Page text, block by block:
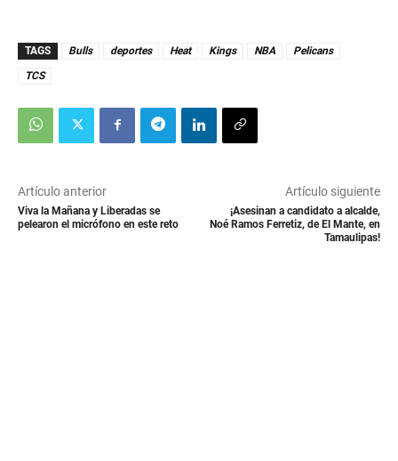
TAGS Bulls deportes Heat Kings NBA
Pelicans
TCS
Artículo anterior
Viva la Mañana y Liberadas se
pelearon el micrófono en este reto
Artículo siguiente
¡Asesinan a candidato a alcalde,
Noé Ramos Ferretiz, de El Mante, en
Tamaulipas!